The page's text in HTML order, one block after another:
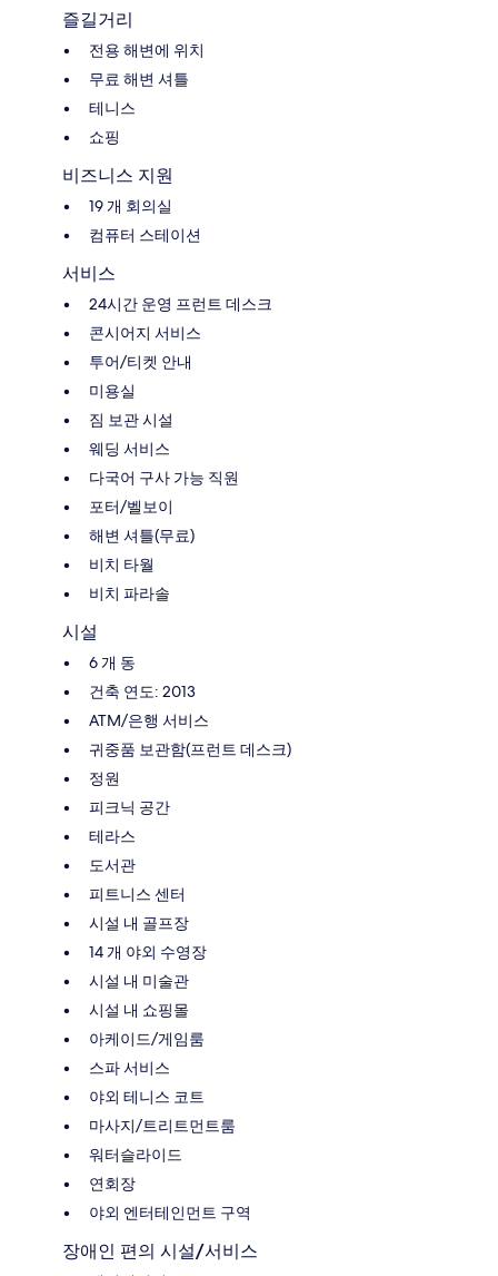
즐길거리
전용 해변에 위치
무료 해변 셔틀
테니스
쇼핑
비즈니스 지원
19 개 회의실
컴퓨터 스테이션
서비스
24시간 운영 프런트 데스크
콘시어지 서비스
투어/티켓 안내
미용실
짐 보관 시설
웨딩 서비스
다국어 구사 가능 직원
포터/벨보이
해변 셔틀(무료)
비치 타월
비치 파라솔
시설
6 개 동
건축 연도: 2013
ATM/은행 서비스
귀중품 보관함(프런트 데스크)
정원
피크닉 공간
테라스
도서관
피트니스 센터
시설 내 골프장
14 개 야외 수영장
시설 내 미술관
시설 내 쇼핑몰
아케이드/게임룸
스파 서비스
야외 테니스 코트
마사지/트리트먼트룸
워터슬라이드
연회장
야외 엔터테인먼트 구역
장애인 편의 시설/서비스